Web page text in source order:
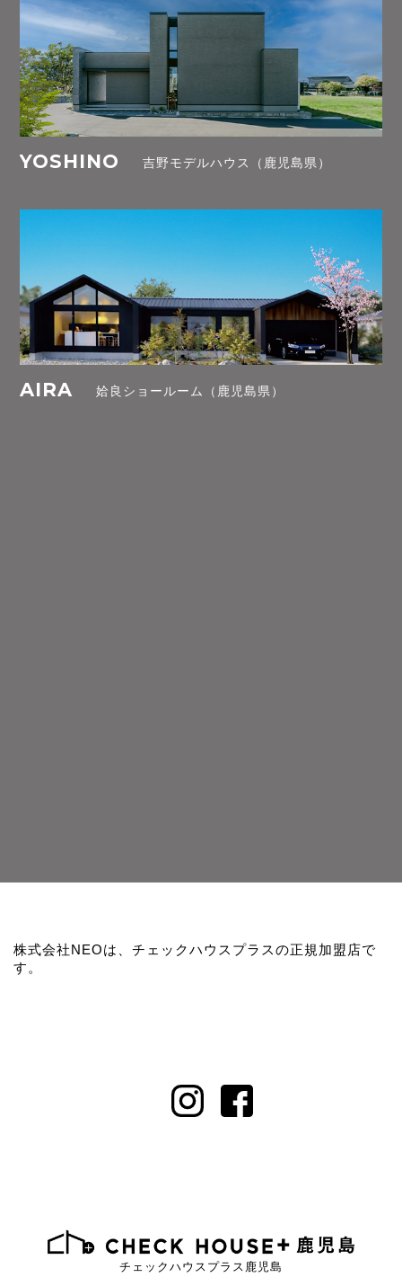
YOSHINO 吉野モデルハウス（鹿児島県）
AIRA 姶良ショールーム（鹿児島県）
株式会社NEOは、チェックハウスプラスの正規加盟店で
す。
チェックハウスプラス鹿児島